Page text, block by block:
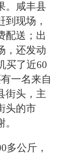
。咸丰县
现场，
配送；出
，还发动
买了近60
一名来自
街头，主
头的市
多公斤，